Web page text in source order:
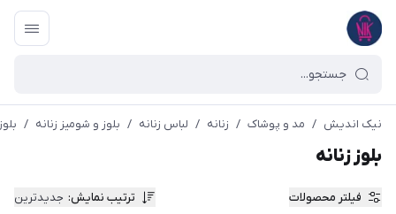
نیک اندیش / مد و پوشاک / زنانه / لباس زنانه / بلوز و شومیز زنانه /
بلوز زنانه
فیلتر محصولات ترتیب نمایش: جدیدترین